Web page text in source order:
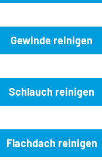
Gewinde reinigen
Schlauch reinigen
Flachdach reinigen